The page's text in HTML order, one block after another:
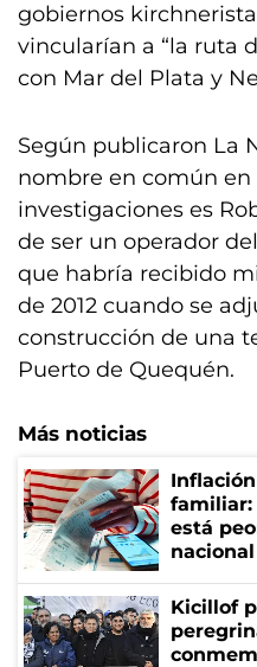
gobiernos
vincularían a “la ruta
con Mar del Plata y
Según publicaron La
nombre en común en
investigaciones es
de ser un operador
que habría recibido
de 2012 cuando se
construcción de una
Puerto de Quequén.
Más noticias
familiar:
está
Kicillof